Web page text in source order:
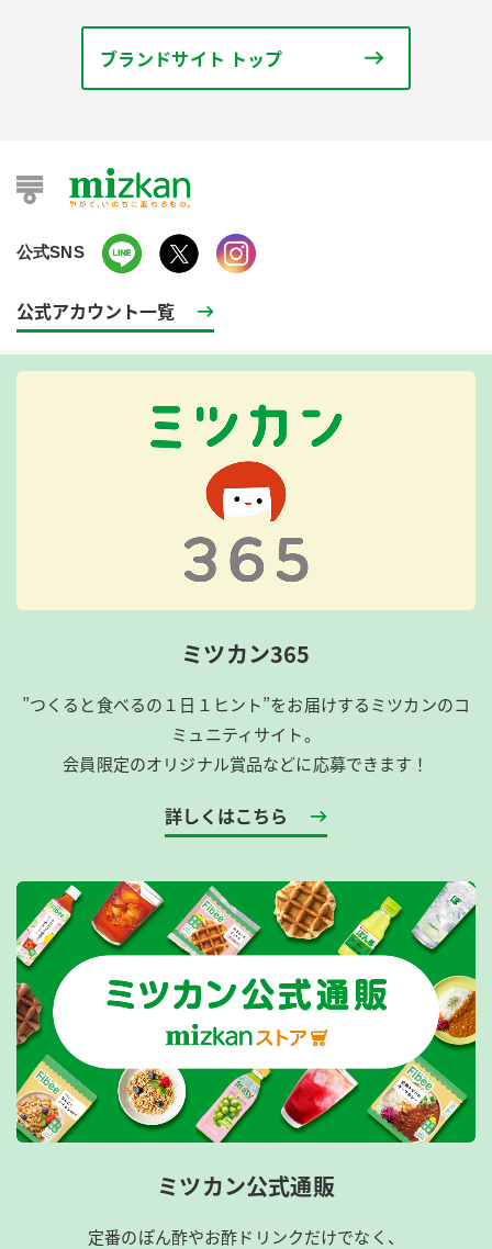
ブランドサイト トップ
公式SNS
公式アカウント一覧
ミツカン365
”つくると食べるの１日１ヒント”をお届けするミツカンのコ
ミュニティサイト。
会員限定のオリジナル賞品などに応募できます！
詳しくはこちら
ミツカン公式通販
定番のぽん酢やお酢ドリンクだけでなく、